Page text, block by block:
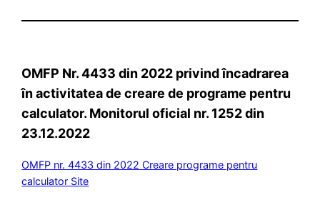
OMFP Nr. 4433 din 2022 privind încadrarea
în activitatea de creare de programe pentru
calculator. Monitorul oficial nr. 1252 din
23.12.2022
OMFP nr. 4433 din 2022 Creare programe pentru
calculator Site